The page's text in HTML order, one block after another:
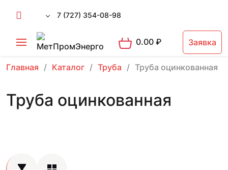
7 (727) 354-08-98
0.00₽ Заявка
Главная Каталог Труба Труба оцинкованная
Труба оцинкованная